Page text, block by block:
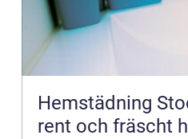
Hemstädning
rent och fräscht